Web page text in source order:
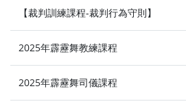
【裁判訓練課程-裁判行為守則】
2025年霹靂舞教練課程
2025年霹靂舞司儀課程